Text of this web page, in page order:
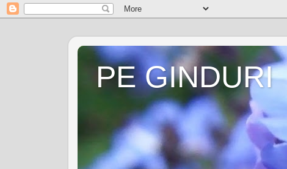
PE GINDURI